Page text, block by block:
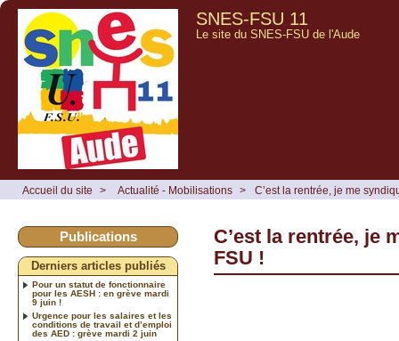
SNES-FSU 11
Le site du SNES-FSU de l'Aude
Accueil du site > Actualité - Mobilisations > C’est la rentrée, je me
C’est la rentrée, je
FSU !
Publications
Derniers articles publiés
Pour un statut de fonctionnaire
pour les AESH : en grève mardi
9 juin !
Urgence pour les salaires et les
conditions de travail et d’emploi
des AED : grève mardi 2 juin